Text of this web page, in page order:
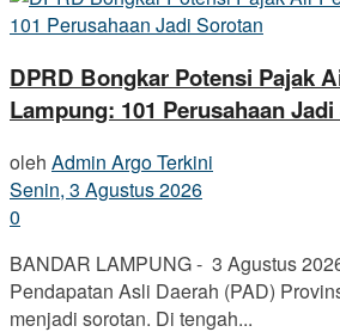
DPRD Bongkar Potensi Pajak
Lampung: 101 Perusahaan
oleh Admin Argo Terkini
Senin, 3 Agustus 2026
0
BANDAR LAMPUNG - 3 Agustus
Pendapatan Asli Daerah (PAD)
menjadi sorotan. Di tengah...